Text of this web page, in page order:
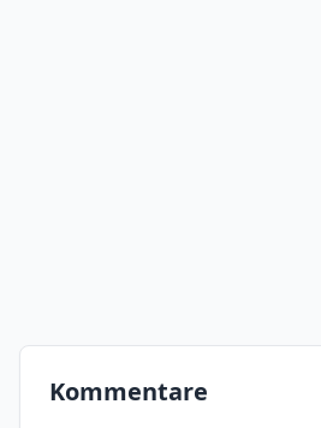
Kommentare